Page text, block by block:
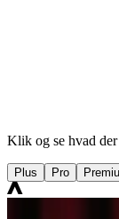
Klik og se hvad
Plus Pro